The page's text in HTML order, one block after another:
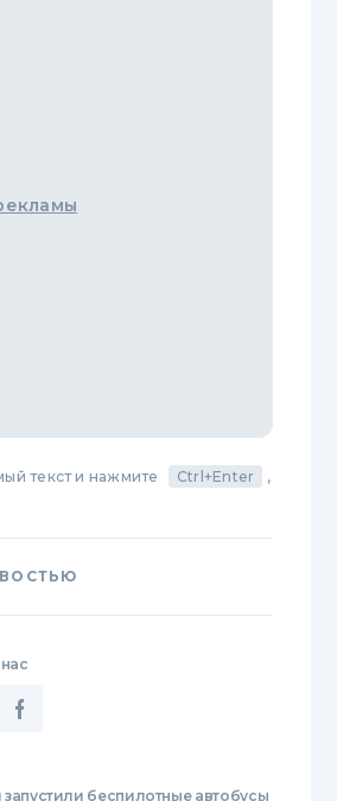
текст и нажмите Ctrl+Enter
,
запустили беспилотные автобусы